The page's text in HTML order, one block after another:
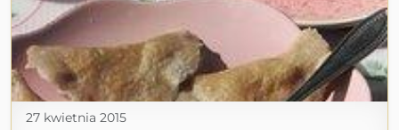
27 kwietnia 2015